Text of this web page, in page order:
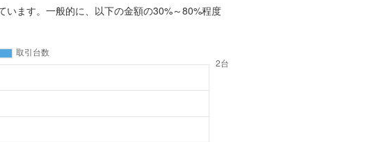
ます。一般的に、以下の金額の30%～80%程度